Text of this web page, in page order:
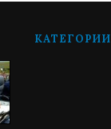
КАТЕГОРИИ